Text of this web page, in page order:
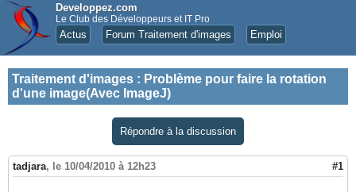
Developpez.com
Le Club des Développeurs et IT Pro
Actus Forum Traitement d'images Emploi
Traitement d'images : Problème pour faire la rotation
d'une image(Avec ImageJ)
Répondre à la discussion
tadjara, le 10/04/2010 à 12h23 #1